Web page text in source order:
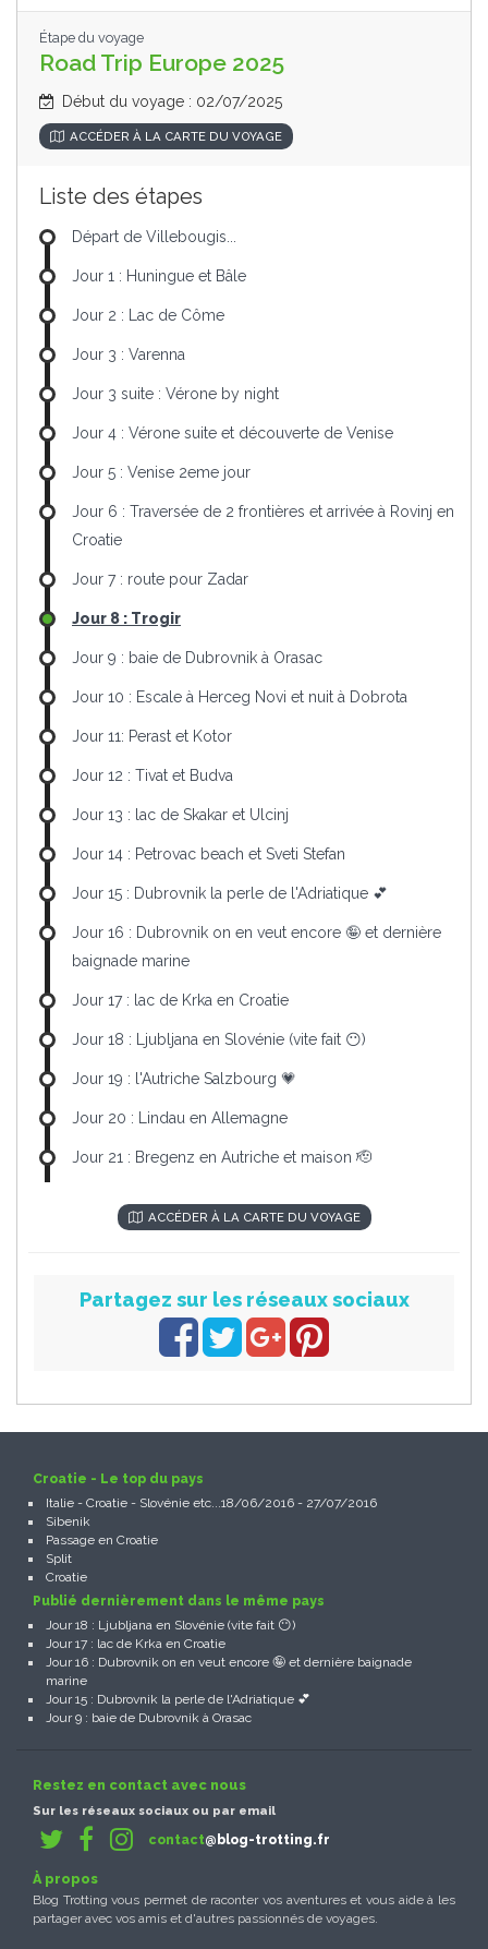
Étape du voyage
Road Trip Europe 2025
Début du voyage : 02/07/2025
ACCÉDER À LA CARTE DU VOYAGE
Liste des étapes
Départ de Villebougis...
Jour 1 : Huningue et Bâle
Jour 2 : Lac de Côme
Jour 3 : Varenna
Jour 3 suite : Vérone by night
Jour 4 : Vérone suite et découverte de Venise
Jour 5 : Venise 2eme jour
Jour 6 : Traversée de 2 frontières et arrivée à Rovinj en
Croatie
Jour 7 : route pour Zadar
Jour 8 : Trogir
Jour 9 : baie de Dubrovnik à Orasac
Jour 10 : Escale à Herceg Novi et nuit à Dobrota
Jour 11: Perast et Kotor
Jour 12 : Tivat et Budva
Jour 13 : lac de Skakar et Ulcinj
Jour 14 : Petrovac beach et Sveti Stefan
Jour 15 : Dubrovnik la perle de l'Adriatique 💕
Jour 16 : Dubrovnik on en veut encore 🤪 et dernière
baignade marine
Jour 17 : lac de Krka en Croatie
Jour 18 : Ljubljana en Slovénie (vite fait 😶)
Jour 19 : l'Autriche Salzbourg 💗
Jour 20 : Lindau en Allemagne
Jour 21 : Bregenz en Autriche et maison 🫡
ACCÉDER À LA CARTE DU VOYAGE
Partagez sur les réseaux sociaux
Croatie - Le top du pays
Italie - Croatie - Slovénie etc...18/06/2016 - 27/07/2016
Sibenik
Passage en Croatie
Split
Croatie
Publié dernièrement dans le même pays
Jour 18 : Ljubljana en Slovénie (vite fait 😶)
Jour 17 : lac de Krka en Croatie
Jour 16 : Dubrovnik on en veut encore 🤪 et dernière baignade
marine
Jour 15 : Dubrovnik la perle de l'Adriatique 💕
Jour 9 : baie de Dubrovnik à Orasac
Restez en contact avec nous
Sur les réseaux sociaux ou par email
contact@blog-trotting.fr
À propos
Blog Trotting vous permet de raconter vos aventures et vous aide à les
partager avec vos amis et d'autres passionnés de voyages.